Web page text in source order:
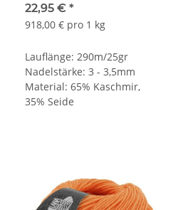
22,95 € *
918,00 € pro 1 kg
Lauflänge: 290m/25gr
Nadelstärke: 3 - 3,5mm
Material: 65% Kaschmir,
35% Seide